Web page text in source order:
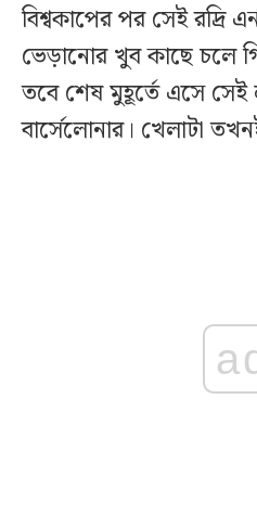
বিশ্বকাপের পর সেই রদ্রি
ভেড়ানোর খুব কাছে চলে
তবে শেষ মুহূর্তে এসে সেই
বার্সেলোনার। খেলাটা